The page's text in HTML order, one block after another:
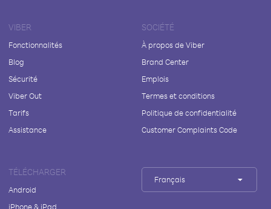
VIBER
Fonctionnalités
Blog
Sécurité
Viber Out
Tarifs
Assistance
SOCIÉTÉ
À propos de Viber
Brand Center
Emplois
Termes et conditions
Politique de confidentialité
Customer Complaints Code
TÉLÉCHARGER
Android
iPhone & iPad
Français